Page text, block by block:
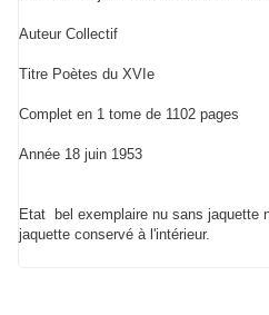
Auteur Collectif
Titre Poètes du XVIe
Complet en 1 tome de 1102 pages
Année 18 juin 1953
Etat bel exemplaire nu sans jaquette
jaquette conservé à l'intérieur.